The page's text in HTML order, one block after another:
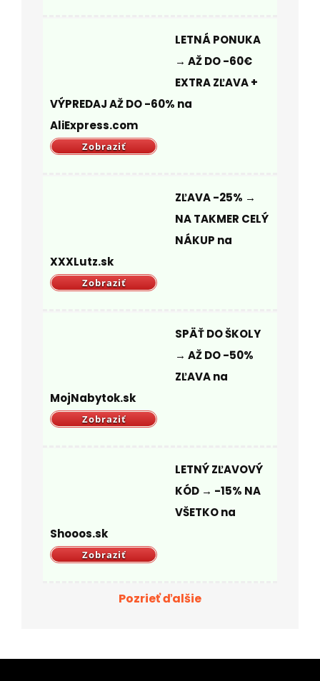
LETNÁ PONUKA
→ AŽ DO -60€
EXTRA ZĽAVA +
VÝPREDAJ AŽ DO -60% na
AliExpress.com
Zobraziť
ZĽAVA -25% →
NA TAKMER CELÝ
NÁKUP na
XXXLutz.sk
Zobraziť
SPÄŤ DO ŠKOLY
→ AŽ DO -50%
ZĽAVA na
MojNabytok.sk
Zobraziť
LETNÝ ZĽAVOVÝ
KÓD → -15% NA
VŠETKO na
Shooos.sk
Zobraziť
Pozrieť ďalšie